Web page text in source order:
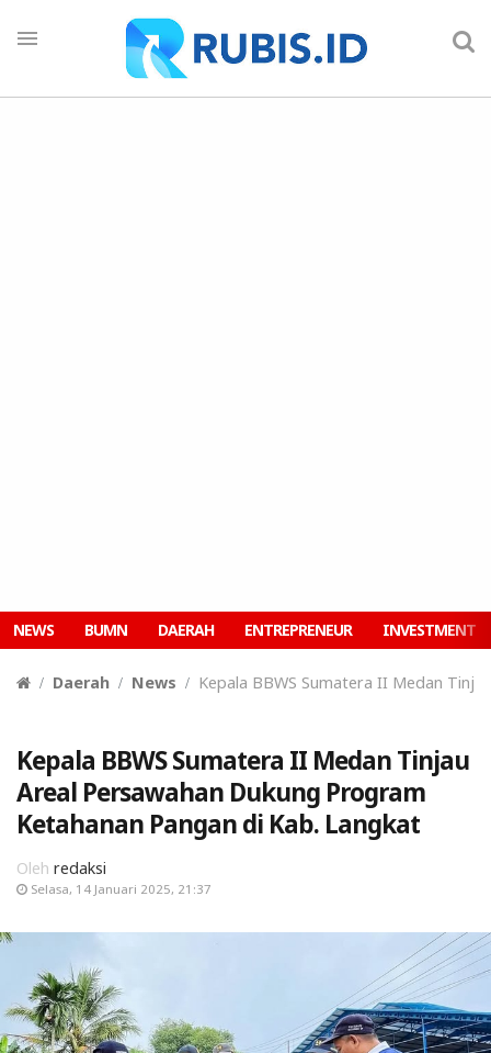
NEWS BUMN DAERAH ENTREPRENEUR INVESTMENT
Daerah News Kepala BBWS Sumatera II Medan
Kepala BBWS Sumatera II Medan Tinjau
Areal Persawahan Dukung Program
Ketahanan Pangan di Kab. Langkat
Oleh redaksi
Selasa, 14 Januari 2025, 21:37